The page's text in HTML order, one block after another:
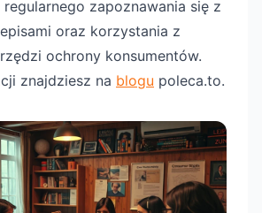
zapoznawania się z
oraz korzystania z
ochrony konsumentów.
znajdziesz na blogu poleca.to.